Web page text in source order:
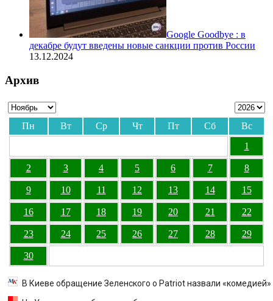
Google Goodbye : в
декабре будут введены новые санкции против России
13.12.2024
Архив
Пн Вт Ср Чт Пт Сб
Вс
1
2 3 4 5 6 7 8
9 10 11 12 13 14 15
16 17 18 19 20 21 22
23 24 25 26 27 28 29
30
В Киеве обращение Зеленского о Patriot назвали «комедией»